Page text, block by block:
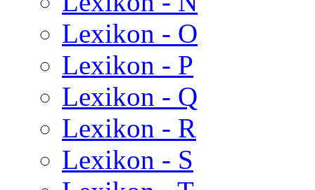
Lexikon - O
Lexikon - P
Lexikon - Q
Lexikon - R
Lexikon - S